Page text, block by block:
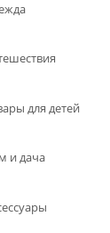
для детей
и дача